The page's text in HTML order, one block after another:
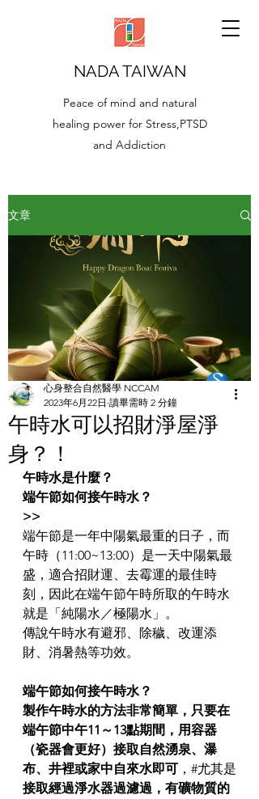
NADA TAIWAN
Peace of mind and natural
healing power for Stress,PTSD
and Addiction
文章
午時水可以招財淨屋淨
身？！
心身整合自然醫學 NCCAM
2023年6月22日 讀畢需時 2 分鐘
午時水是什麼？
端午節如何接午時水？
>>
端午節是一年中陽氣最重的日子，而
午時（11:00~13:00）是一天中陽氣最
盛，適合招財運、去霉運的最佳時
刻，因此在端午節午時所取的午時水
就是「純陽水／極陽水」。
傳說午時水有避邪、除穢、改運添
財、消暑熱等功效。
端午節如何接午時水？
製作午時水的方法非常簡單，只要在
端午節中午11～13點期間，用容器
（瓷器會更好）接取自然湧泉、瀑
布、井裡或家中自來水即可 ，#尤其是
接取經過淨水器過濾過，有礦物質的